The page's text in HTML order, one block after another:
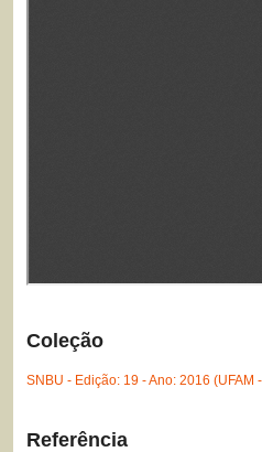
Coleção
SNBU - Edição: 19 - Ano: 2016 (UFAM
Referência